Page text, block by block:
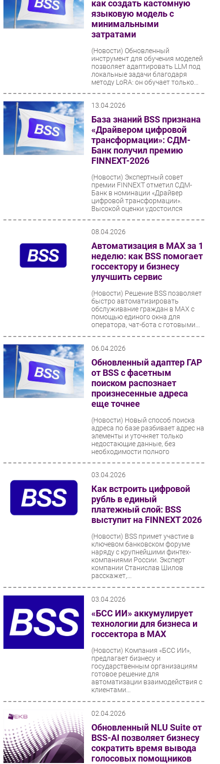
как создать кастомную
языковую модель с
минимальными
затратами
(Новости) Обновленный
инструмент для обучения моделей
позволяет адаптировать LLM под
локальные задачи благодаря
методу LoRA: он обучает только...
13.04.2026
База знаний BSS признана
«Драйвером цифровой
трансформации»: СДМ-
Банк получил премию
FINNEXT-2026
(Новости) Экспертный совет
премии FINNEXT отметил СДМ-
Банк в номинации «Драйвер
цифровой трансформации».
Высокой оценки удостоился
08.04.2026
Автоматизация в MAX за 1
неделю: как BSS помогает
госсектору и бизнесу
улучшить сервис
(Новости) Решение BSS позволяет
быстро автоматизировать
обслуживание граждан в MAX с
помощью единого окна для
оператора, чат-бота с готовыми...
06.04.2026
Обновленный адаптер ГАР
от BSS с фасетным
поиском распознает
произнесенные адреса
еще точнее
(Новости) Новый способ поиска
адреса по базе разбивает адрес на
элементы и уточняет только
недостающие данные, без
необходимости полного
03.04.2026
Как встроить цифровой
рубль в единый
платежный слой: BSS
выступит на FINNEXT 2026
(Новости) BSS примет участие в
ключевом банковском форуме
наряду с крупнейшими финтех-
компаниями России. Эксперт
компании Станислав Шилов
расскажет,...
03.04.2026
«БСС ИИ» аккумулирует
технологии для бизнеса и
госсектора в МАХ
(Новости) Компания «БСС ИИ»,
предлагает бизнесу и
государственным организациям
готовое решение для
автоматизации взаимодействия с
клиентами...
02.04.2026
Обновленный NLU Suite от
BSS-AI позволяет бизнесу
сократить время вывода
голосовых помощников